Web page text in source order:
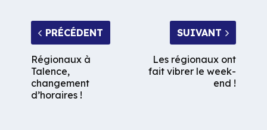
PRÉCÉDENT
Régionaux à
Talence,
changement
d’horaires !
SUIVANT
Les régionaux ont
fait vibrer le week-
end !